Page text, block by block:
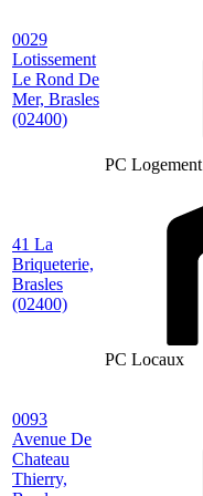
0029
Lotissement
Le Rond De
Mer, Brasles
(02400)
PC Logement
41 La
Briqueterie,
Brasles
(02400)
PC Locaux
0093
Avenue De
Chateau
Thierry,